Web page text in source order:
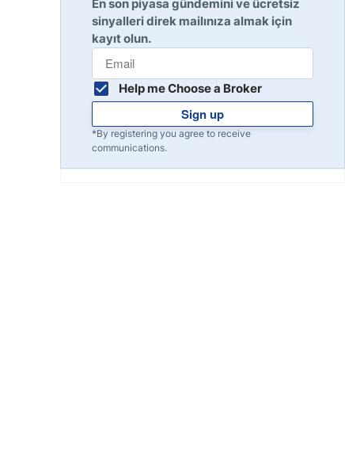
En son piyasa gündemini ve ücretsiz
sinyalleri direk mailınıza almak için
kayıt olun.
Help me Choose a Broker
Sign up
*By registering you agree to receive
communications.